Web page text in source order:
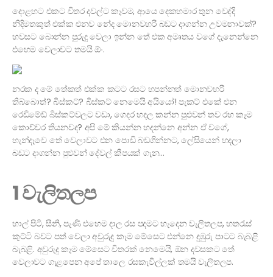
දොළහට එකට විතර දවල්ට කෑවම, ආයෙ දෙකහමාර තුන වෙද්දි
නිදිමතකුත් එක්ක එනව නේද මොනවහරි බඩට දාගන්න උවමනාවක්?
හවසට බොන්න පුරුදු වෙලා ඉන්න තේ එක අමෘතය වගේ දැනෙන්නෙ
එහෙම වෙලාවට තමයි ඕං.
නරක ද මේ තේකත් එක්ක කටට රසට හපන්නත් මොනවහරි
තිබ්බොත්? බිස්කට්? බිස්කට් නෙමෙයි අයියෝ! පැකට් එකේ එන
රෙඩිමේඩ් බිස්කට්වලට වඩා, ගෙදර හදල කන්න පුළුවන් තව රහ කෑම
කොච්චර තියනවද? අපි මේ කියන්න හදන්නෙ අන්න ඒ වගේ,
හැන්දෑවෙ තේ වෙලාවට එන පොඩි බඩගින්නට, ලේසියෙන් හදලා
බඩට දාගන්න පුළුවන් දේවල් කීපයක් ගැන…
1 වැලිතලප
හාල් පිටි, සීනි, පැණි එහෙම දාල රස පදමට හැදෙන වැලිතලප, හතරැස්
කුට්ටි බවට පත් වෙලා අවුරුදු කෑම මේසෙට එන්නෙ දුඹුරු පාටට බැබළි
බැබළි. අවුරුදු කෑම මේසෙට විතරක් නෙමෙයි, ඕන දවසකට තේ
වෙලාවට ගැළපෙන අපේ තාලෙ රසකැවිල්ලක් තමයි වැලිතලප.